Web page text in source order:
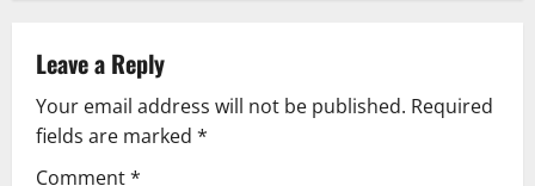
v
i
g
Leave a Reply
Your email address will not be published. Required
fields are marked *
Comment*